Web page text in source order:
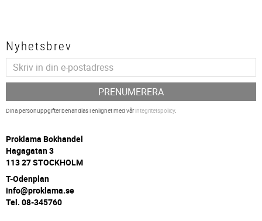
Nyhetsbrev
PRENUMERERA
Dina personuppgifter behandlas i enlighet med vårintegritetspolicy.
Proklama Bokhandel
Hagagatan 3
113 27 STOCKHOLM
T-Odenplan
info@proklama.se
Tel. 08-345760